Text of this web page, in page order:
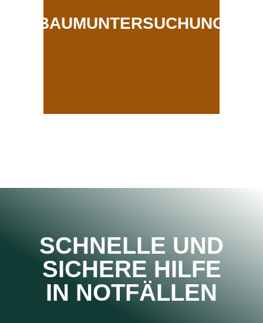
BAUMUNTERSUCHUNG
SCHNELLE UND
SICHERE HILFE
IN NOTFÄLLEN